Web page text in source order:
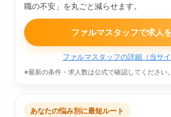
職の不安」を丸ごと減らせます。
ファルマスタッフで求人
ファルマスタッフの詳細（当サ
※最新の条件・求人数は公式で確認してください。
あなたの悩み別に最短ルート